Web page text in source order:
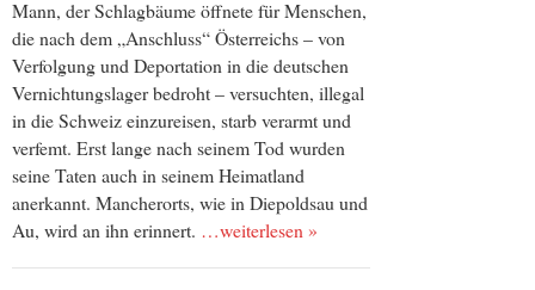
Mann, der Schlagbäume öffnete für Menschen,
die nach dem „Anschluss“ Österreichs – von
Verfolgung und Deportation in die deutschen
Vernichtungslager bedroht – versuchten, illegal
in die Schweiz einzureisen, starb verarmt und
verfemt. Erst lange nach seinem Tod wurden
seine Taten auch in seinem Heimatland
anerkannt. Mancherorts, wie in Diepoldsau und
Au, wird an ihn erinnert. …weiterlesen »